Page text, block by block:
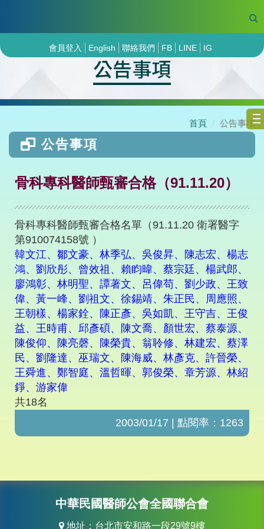
會員登入 English 聯絡我們 FB LINE IG
公告事項
首頁 公告事項
公告事項
骨科專科醫師甄審合格（91.11.20）
骨科專科醫師甄審合格名單（91.11.20 衛署醫字
第910074158號 ）
韓文江、鄒文豪、林季弘、吳俊昇、陳志宏、楊志
鴻、劉欣彤、曾效祖、賴盷暐、蔡宗廷、楊武郎、
廖鴻彰、林明聖、譚著文、呂偉苟、劉少政、王致
偉、黃一峰、劉祖文、徐錫靖、朱正民、周應照、
王朝樣、楊家銓、陳正彥、吳如凱、王守吉、王俊
益、王時甫、邱彥碩、陳文喬、顏世宏、蔡泰源、
陳俊仰、陳亮磬、陳榮貴、翁聆修、林建宏、蔡澤
民、劉隆達、巫瑞文、陳海威、林彥克、許晉榮、
王舜進、鄭智庭、溫哲暉、郭俊榮、章芳源、林紹
錚、游家偉
共18名
2003/01/17 | 點閱率：1263
中華民國醫師公會全國聯合會
地址：台北市安和路一段29號9樓